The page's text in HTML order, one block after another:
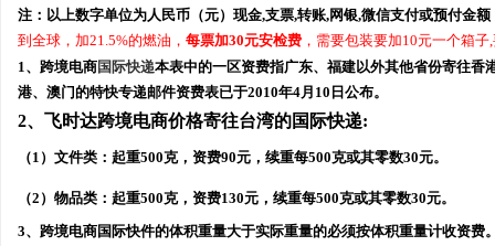
注：以上数字单位为人民币（元）现金,支票,转账,网银,微信支付或预付金额
到全球，加21.5%的燃油， 每票加30元安检费 ，需要包装要加10元一个箱
1、跨境电商国际快递本表中的一区资费指广东、福建以外其他省份寄往
港、澳门的特快专递邮件资费表已于2010年4月10日公布。
2、飞时达跨境电商价格寄往台湾的国际快递:
（1）文件类：起重500克，资费90元，续重每500克或其零数30元。
（2）物品类：起重500克，资费130元，续重每500克或其零数30元。
3、 跨境电商国际快件的体积重量大于实际重量的必须按体积重量计收资